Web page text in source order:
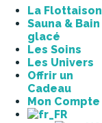
La Flottaison
Sauna & Bain
glacé
Les Soins
Les Univers
Offrir un
Cadeau
Mon Compte